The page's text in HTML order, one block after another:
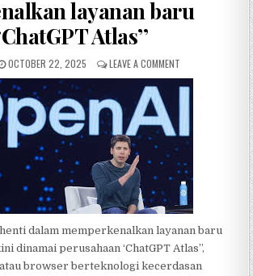
layanan baru
Atlas’’
PUBLISHED DATE:
OCTOBER 22, 2025 LEAVE A COMMENTON OPENAI BELUM
dalam memperkenalkan layanan baru
dinamai perusahaan ‘ChatGPT Atlas’’,
browser berteknologi kecerdasan